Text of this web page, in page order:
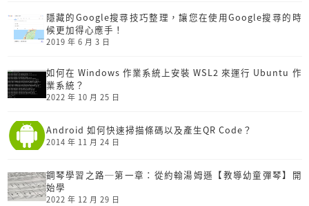
隱藏的Google搜尋技巧整理，讓您在使用Google搜尋的時
候更加得心應手！
2019 年 6 月 3 日
如何在 Windows 作業系統上安裝 WSL2 來運行 Ubuntu 作
業系統？
2022 年 10 月 25 日
Android 如何快速掃描條碼以及產生QR Code？
2014 年 11 月 24 日
鋼琴學習之路─第一章：從約翰湯姆遜【教導幼童彈琴】開
始學
2022 年 12 月 29 日